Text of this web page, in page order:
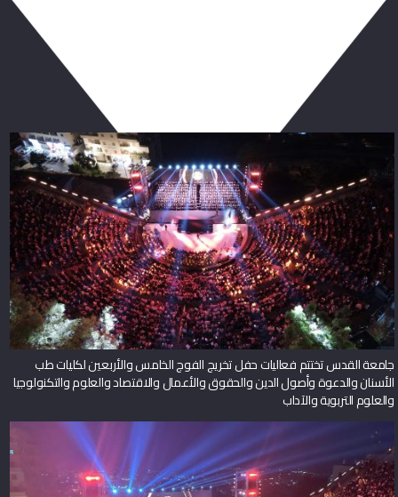
جامعة القدس تختتم فعاليات حفل تخريج الفوج الخامس والأربعين لكليات طب
الأسنان والدعوة وأصول الدين والحقوق والأعمال والاقتصاد والعلوم والتكنولوجيا
والعلوم التربوية والآداب